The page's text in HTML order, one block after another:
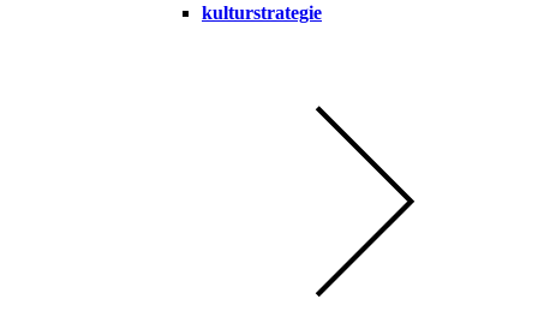
kulturstrategie